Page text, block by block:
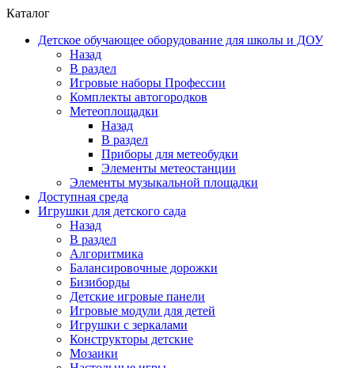
Каталог
Детское обучающее оборудование для школы и ДОУ
Назад
В раздел
Игровые наборы Профессии
Комплекты автогородков
Метеоплощадки
Назад
В раздел
Приборы для метеобудки
Элементы метеостанции
Элементы музыкальной площадки
Доступная среда
Игрушки для детского сада
Назад
В раздел
Алгоритмика
Балансировочные дорожки
Бизиборды
Детские игровые панели
Игровые модули для детей
Игрушки с зеркалами
Конструкторы детские
Мозаики